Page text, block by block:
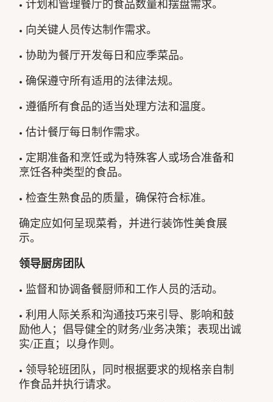
• 计划和管理餐厅的食品数量和摆盘需求。
• 向关键人员传达制作需求。
• 协助为餐厅开发每日和应季菜品。
• 确保遵守所有适用的法律法规。
• 遵循所有食品的适当处理方法和温度。
• 估计餐厅每日制作需求。
• 定期准备和烹饪或为特殊客人或场合准备和
烹饪各种类型的食品。
• 检查生熟食品的质量，确保符合标准。
确定应如何呈现菜肴，并进行装饰性美食展
示。
领导厨房团队
• 监督和协调备餐厨师和工作人员的活动。
• 利用人际关系和沟通技巧来引导、影响和鼓
励他人；倡导健全的财务/业务决策；表现出诚
实/正直；以身作则。
• 领导轮班团队，同时根据要求的规格亲自制
作食品并执行请求。